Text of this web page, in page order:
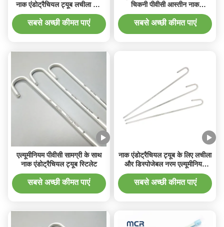
नाक एंडोट्रैचियल ट्यूब लचीला और
डिस्पोजेबल
सबसे अच्छी कीमत पाएं
चिकनी पीवीसी आस्तीन नाक
एंडोट्रैचियल ट्यूब स्टिलेट
सबसे अच्छी कीमत पाएं
एल्यूमीनियम पीवीसी सामग्री के साथ
नाक एंडोट्रैचियल ट्यूब स्टिलेट
सबसे अच्छी कीमत पाएं
नाक एंडोट्रैचियल ट्यूब के लिए लचीला
और डिस्पोजेबल नरम एल्यूमीनियम
स्टिलेट रॉड
सबसे अच्छी कीमत पाएं